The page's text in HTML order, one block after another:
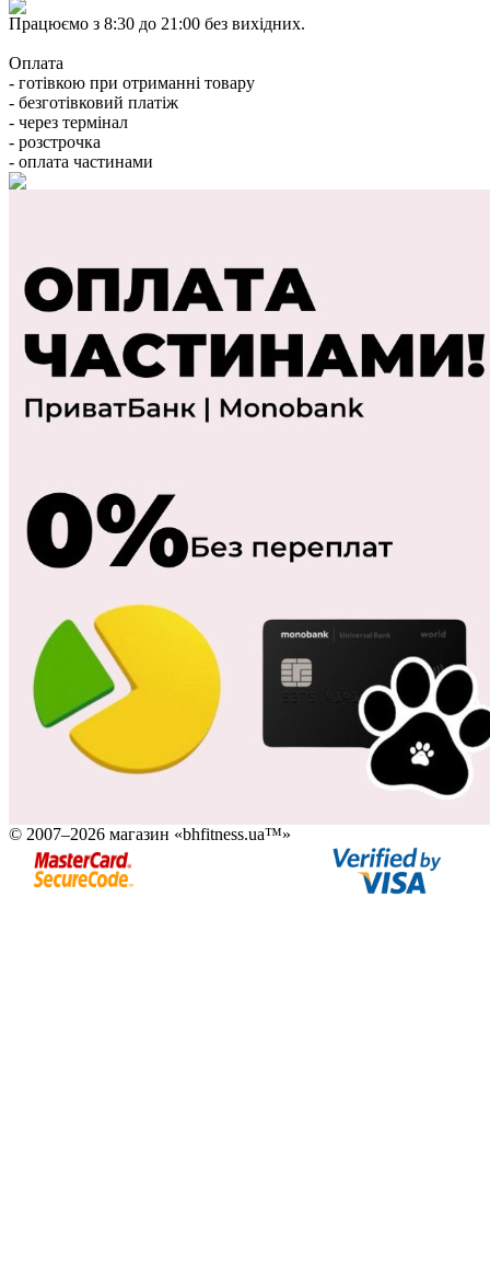
Працюємо з 8:30 до 21:00 без вихідних.
Оплата
- готівкою при отриманні товару
- безготівковий платіж
- через термінал
- розстрочка
- оплата частинами
© 2007–2026 магазин «bhfitness.ua™»